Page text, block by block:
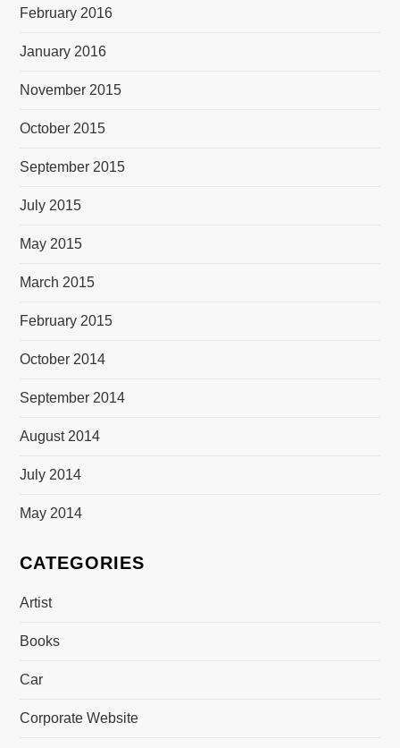
February 2016
January 2016
November 2015
October 2015
September 2015
July 2015
May 2015
March 2015
February 2015
October 2014
September 2014
August 2014
July 2014
May 2014
CATEGORIES
Artist
Books
Car
Corporate Website